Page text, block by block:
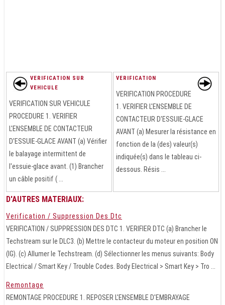
VERIFICATION SUR
VEHICULE
VERIFICATION SUR VEHICULE
PROCEDURE 1. VERIFIER
L'ENSEMBLE DE CONTACTEUR
D'ESSUIE-GLACE AVANT (a) Vérifier
le balayage intermittent de
l'essuie-glace avant. (1) Brancher
un câble positif ( ...
VERIFICATION
VERIFICATION PROCEDURE
1. VERIFIER L'ENSEMBLE DE
CONTACTEUR D'ESSUIE-GLACE
AVANT (a) Mesurer la résistance en
fonction de la (des) valeur(s)
indiquée(s) dans le tableau ci-
dessous. Résis ...
D'AUTRES MATERIAUX:
Verification / Suppression Des Dtc
VERIFICATION / SUPPRESSION DES DTC 1. VERIFIER DTC (a) Brancher le
Techstream sur le DLC3. (b) Mettre le contacteur du moteur en position ON
(IG). (c) Allumer le Techstream. (d) Sélectionner les menus suivants: Body
Electrical / Smart Key / Trouble Codes. Body Electrical > Smart Key > Tro ...
Remontage
REMONTAGE PROCEDURE 1. REPOSER L'ENSEMBLE D'EMBRAYAGE